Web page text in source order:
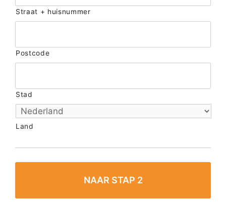
Straat + huisnummer
Postcode
Stad
Land